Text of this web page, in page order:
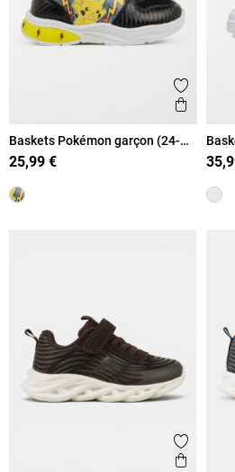
Ajouter
Aperçu
Baskets Pokémon garçon (24-
30)
25,99 €
Ajouter
Aperçu